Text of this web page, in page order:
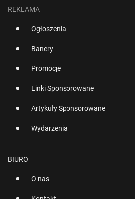
REKLAMA
Ogłoszenia
Banery
Promocje
Linki Sponsorowane
Artykuły Sponsorowane
Wydarzenia
BIURO
O nas